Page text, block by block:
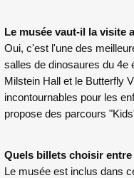
Le musée vaut-il la visite
Oui, c'est l'une des
salles de dinosaures du 4e
Milstein Hall et le Butterfly
incontournables pour les
propose des parcours
Quels billets choisir
Le musée est inclus dans